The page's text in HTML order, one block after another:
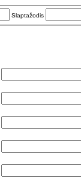
Slaptažodis